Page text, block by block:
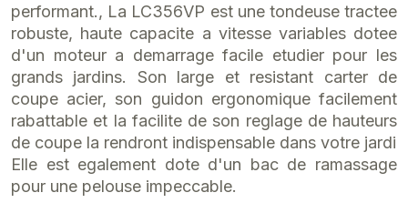
performant., La LC356VP est une tondeuse tractee
robuste, haute capacite a vitesse variables dotee
d'un moteur a demarrage facile etudier pour les
grands jardins. Son large et resistant carter de
coupe acier, son guidon ergonomique facilement
rabattable et la facilite de son reglage de hauteurs
de coupe la rendront indispensable dans votre jardi
Elle est egalement dote d'un bac de ramassage
pour une pelouse impeccable.